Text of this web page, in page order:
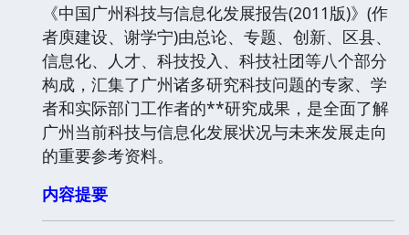
《中国广州科技与信息化发展报告(2011版)》(作
者庾建设、谢学宁)由总论、专题、创新、区县、
信息化、人才、科技投入、科技社团等八个部分
构成，汇集了广州诸多研究科技问题的专家、学
者和实际部门工作者的**研究成果，是全面了解
广州当前科技与信息化发展状况与未来发展走向
的重要参考资料。
内容提要